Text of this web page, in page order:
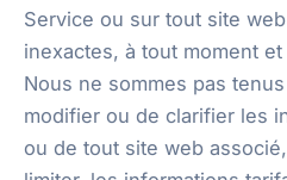
Service ou sur tout site
inexactes, à tout moment
Nous ne sommes pas
modifier ou de clarifier les
ou de tout site web